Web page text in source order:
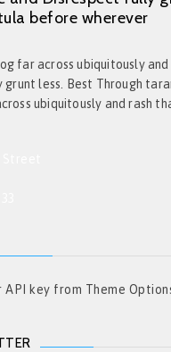
before wherever
far across ubiquitously
grunt less. Best Through
ubiquitously and rash
API key from Theme